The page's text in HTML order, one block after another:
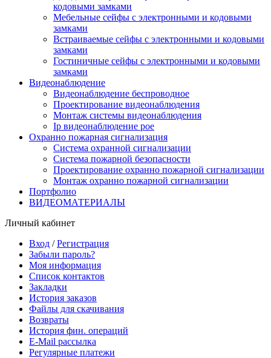
кодовыми замками
Мебельные сейфы с электронными и кодовыми
замками
Встраиваемые сейфы с электронными и кодовыми
замками
Гостиничные сейфы с электронными и кодовыми
замками
Видеонаблюдение
Видеонаблюдение беспроводное
Проектирование видеонаблюдения
Монтаж системы видеонаблюдения
Ip видеонаблюдение poe
Охранно пожарная сигнализация
Система охранной сигнализации
Система пожарной безопасности
Проектирование охранно пожарной сигнализации
Монтаж охранно пожарной сигнализации
Портфолио
ВИДЕОМАТЕРИАЛЫ
Личный кабинет
Вход /Регистрация
Забыли пароль?
Моя информация
Список контактов
Закладки
История заказов
Файлы для скачивания
Возвраты
История фин. операций
E-Mail рассылка
Регулярные платежи